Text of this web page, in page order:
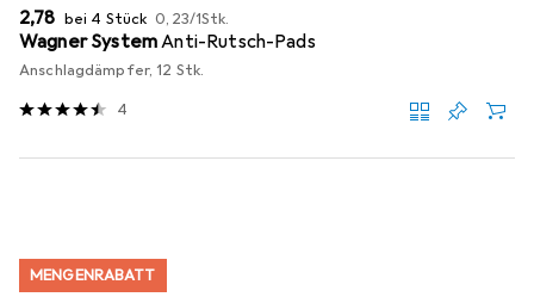
EUR
2,78 bei 4 Stück EUR
0,23/1Stk.
Wagner SystemAnti-Rutsch-Pads
Anschlagdämpfer, 12 Stk.
4
MENGENRABATT